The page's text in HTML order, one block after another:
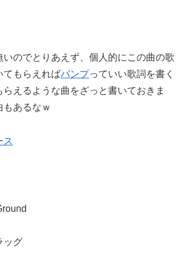
いのでとりあえず、個人的にこの曲の歌
てもらえればバンプっていい歌詞を書く
らえるような曲をざっと書いておきま
あるなｗ
ス
ッグ